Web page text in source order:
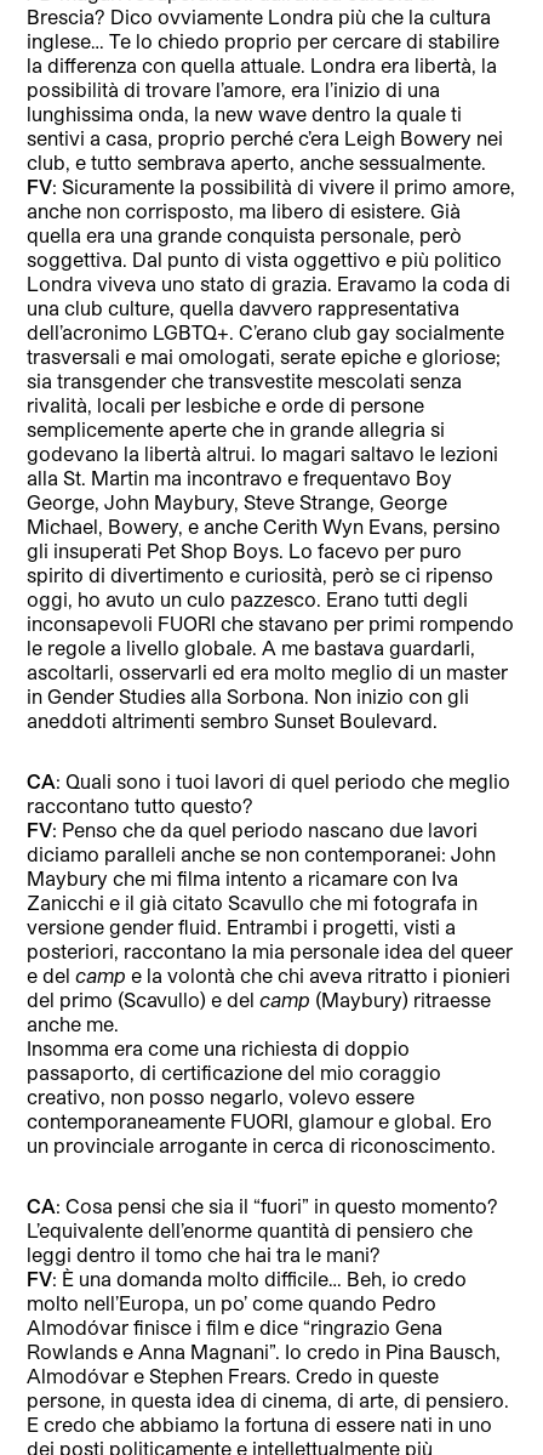
Brescia? Dico ovviamente Londra più che la cultura
inglese… Te lo chiedo proprio per cercare di stabilire
la differenza con quella attuale. Londra era libertà, la
possibilità di trovare l’amore, era l’inizio di una
lunghissima onda, la new wave dentro la quale ti
sentivi a casa, proprio perché c’era Leigh Bowery nei
club, e tutto sembrava aperto, anche sessualmente.
FV: Sicuramente la possibilità di vivere il primo amore,
anche non corrisposto, ma libero di esistere. Già
quella era una grande conquista personale, però
soggettiva. Dal punto di vista oggettivo e più politico
Londra viveva uno stato di grazia. Eravamo la coda di
una club culture, quella davvero rappresentativa
dell’acronimo LGBTQ+. C’erano club gay socialmente
trasversali e mai omologati, serate epiche e gloriose;
sia transgender che transvestite mescolati senza
rivalità, locali per lesbiche e orde di persone
semplicemente aperte che in grande allegria si
godevano la libertà altrui. Io magari saltavo le lezioni
alla St. Martin ma incontravo e frequentavo Boy
George, John Maybury, Steve Strange, George
Michael, Bowery, e anche Cerith Wyn Evans, persino
gli insuperati Pet Shop Boys. Lo facevo per puro
spirito di divertimento e curiosità, però se ci ripenso
oggi, ho avuto un culo pazzesco. Erano tutti degli
inconsapevoli FUORI che stavano per primi rompendo
le regole a livello globale. A me bastava guardarli,
ascoltarli, osservarli ed era molto meglio di un master
in Gender Studies alla Sorbona. Non inizio con gli
aneddoti altrimenti sembro Sunset Boulevard.
CA: Quali sono i tuoi lavori di quel periodo che meglio
raccontano tutto questo?
FV: Penso che da quel periodo nascano due lavori
diciamo paralleli anche se non contemporanei: John
Maybury che mi filma intento a ricamare con Iva
Zanicchi e il già citato Scavullo che mi fotografa in
versione gender fluid. Entrambi i progetti, visti a
posteriori, raccontano la mia personale idea del queer
e delcamp e la volontà che chi aveva ritratto i pionieri
del primo (Scavullo) e delcamp (Maybury) ritraesse
anche me.
Insomma era come una richiesta di doppio
passaporto, di certificazione del mio coraggio
creativo, non posso negarlo, volevo essere
contemporaneamente FUORI, glamour e global. Ero
un provinciale arrogante in cerca di riconoscimento.
CA: Cosa pensi che sia il “fuori” in questo momento?
L’equivalente dell’enorme quantità di pensiero che
leggi dentro il tomo che hai tra le mani?
FV: È una domanda molto difficile… Beh, io credo
molto nell’Europa, un po’ come quando Pedro
Almodóvar finisce i film e dice “ringrazio Gena
Rowlands e Anna Magnani”. Io credo in Pina Bausch,
Almodóvar e Stephen Frears. Credo in queste
persone, in questa idea di cinema, di arte, di pensiero.
E credo che abbiamo la fortuna di essere nati in uno
dei posti politicamente e intellettualmente più